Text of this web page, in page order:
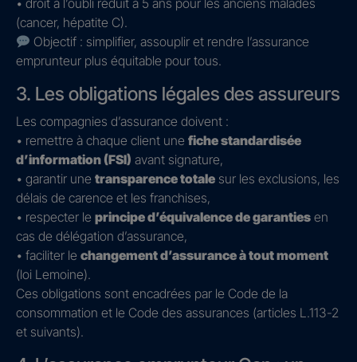
• droit à l’oubli réduit à 5 ans pour les anciens malades
(cancer, hépatite C).
Objectif : simplifier, assouplir et rendre l’assurance
emprunteur plus équitable pour tous.
3. Les obligations légales des assureurs
Les compagnies d’assurance doivent :
• remettre à chaque client une fiche standardisée
d’information (FSI) avant signature,
• garantir une transparence totale sur les exclusions, les
délais de carence et les franchises,
• respecter le principe d’équivalence de garanties en
cas de délégation d’assurance,
• faciliter le changement d’assurance à tout moment
(loi Lemoine).
Ces obligations sont encadrées par le Code de la
consommation et le Code des assurances (articles L.113-2
et suivants).